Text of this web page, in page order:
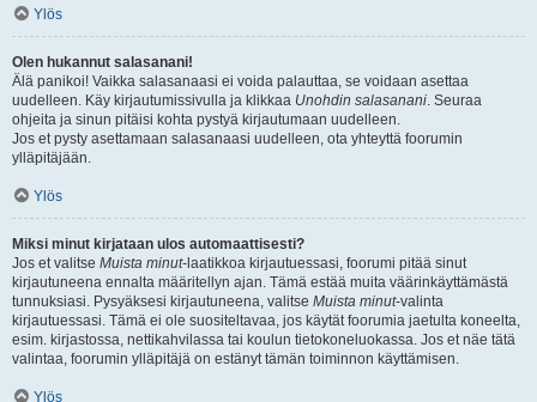
Ylös
Olen hukannut salasanani!
Älä panikoi! Vaikka salasanaasi ei voida palauttaa, se voidaan asettaa
uudelleen. Käy kirjautumissivulla ja klikkaa Unohdin salasanani. Seuraa
ohjeita ja sinun pitäisi kohta pystyä kirjautumaan uudelleen.
Jos et pysty asettamaan salasanaasi uudelleen, ota yhteyttä foorumin
ylläpitäjään.
Ylös
Miksi minut kirjataan ulos automaattisesti?
Jos et valitse Muista minut-laatikkoa kirjautuessasi, foorumi pitää sinut
kirjautuneena ennalta määritellyn ajan. Tämä estää muita väärinkäyttämästä
tunnuksiasi. Pysyäksesi kirjautuneena, valitse Muista minut-valinta
kirjautuessasi. Tämä ei ole suositeltavaa, jos käytät foorumia jaetulta koneelta,
esim. kirjastossa, nettikahvilassa tai koulun tietokoneluokassa. Jos et näe tätä
valintaa, foorumin ylläpitäjä on estänyt tämän toiminnon käyttämisen.
Ylös